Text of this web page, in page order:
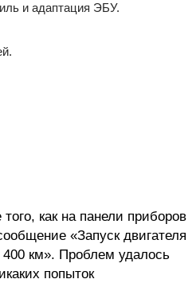
и адаптация ЭБУ.
как на панели приборов
«Запуск двигателя
400 км». Проблем удалось
попыток